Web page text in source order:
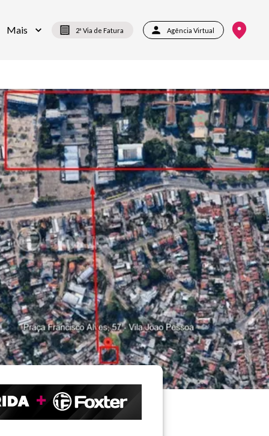
Mais 2ª Via de Fatura Agência Virtual